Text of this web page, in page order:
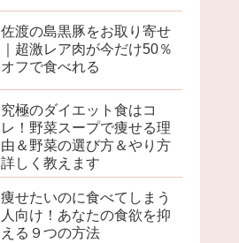
佐渡の島黒豚をお取り寄せ
｜超激レア肉が今だけ50％
オフで食べれる
究極のダイエット食はコ
レ！野菜スープで痩せる理
由＆野菜の選び方＆やり方
詳しく教えます
痩せたいのに食べてしまう
人向け！あなたの食欲を抑
える９つの方法